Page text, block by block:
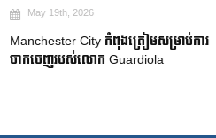
May 19th, 2026
Manchester City កំពុងត្រៀមសម្រាប់ការ
ចាកចេញរបស់លោក Guardiola